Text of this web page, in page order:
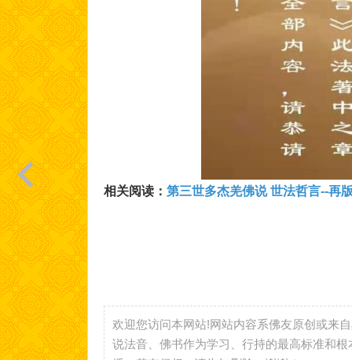
相关阅读： 第三世多杰羌佛说 世法哲言--再
欢迎您访问本网站!网站内容系佛友原创或来
说法音、佛书作为学习、行持的最高标准和